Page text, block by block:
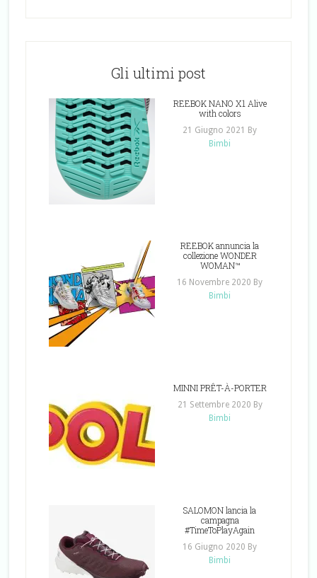
Gli ultimi post
REEBOK NANO X1 Alive
with colors
21 Giugno 2021 By
Bimbi
REEBOK annuncia la
collezione WONDER
WOMAN™
16 Novembre 2020 By
Bimbi
MINNI PRÊT-À-PORTER
21 Settembre 2020 By
Bimbi
SALOMON lancia la
campagna
#TimeToPlayAgain
16 Giugno 2020 By
Bimbi